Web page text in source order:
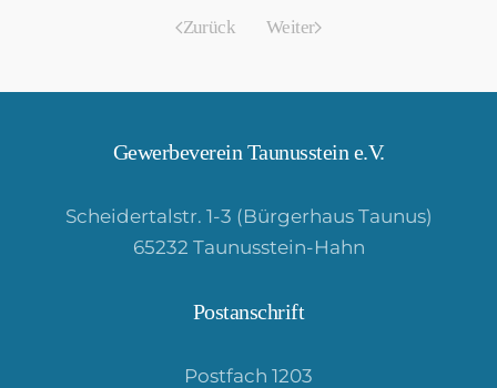
Zurück Weiter
Gewerbeverein Taunusstein e.V.
Scheidertalstr. 1-3 (Bürgerhaus Taunus)
65232 Taunusstein-Hahn
Postanschrift
Postfach 1203